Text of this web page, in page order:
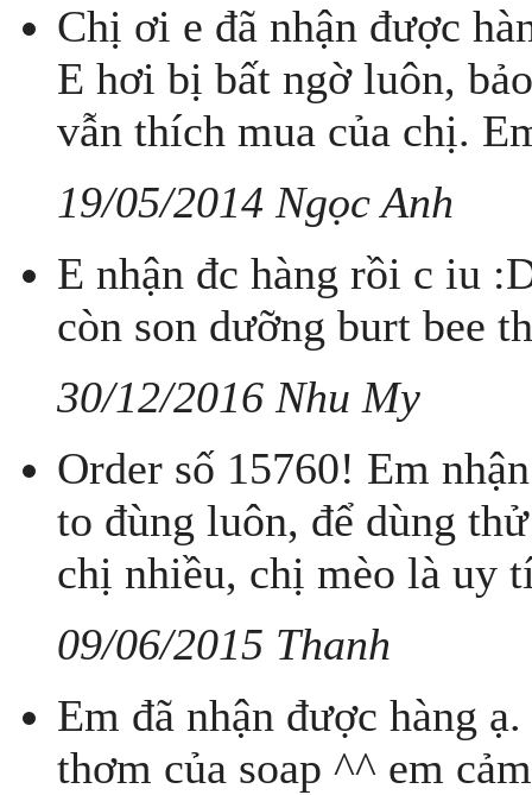
Chị ơi e đã nhận được
E hơi bị bất ngờ luôn,
vẫn thích mua của chị.
19/05/2014 Ngọc Anh
E nhận đc hàng rồi c iu
còn son dưỡng burt bee
30/12/2016 Nhu My
Order số 15760! Em
to đùng luôn, để dùng
chị nhiều, chị mèo là uy
09/06/2015 Thanh
Em đã nhận được hàng
thơm của soap ^^ em